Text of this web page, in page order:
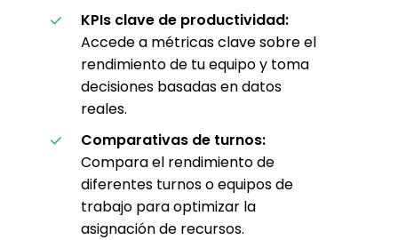
KPIs clave de productividad:
Accede a métricas clave sobre el
rendimiento de tu equipo y toma
decisiones basadas en datos
reales.
Comparativas de turnos:
Compara el rendimiento de
diferentes turnos o equipos de
trabajo para optimizar la
asignación de recursos.